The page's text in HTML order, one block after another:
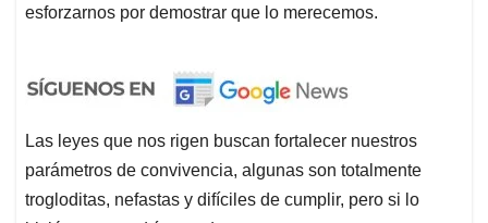
esforzarnos por demostrar que lo merecemos.
Las leyes que nos rigen buscan fortalecer nuestros
parámetros de convivencia, algunas son totalmente
trogloditas, nefastas y difíciles de cumplir, pero si lo